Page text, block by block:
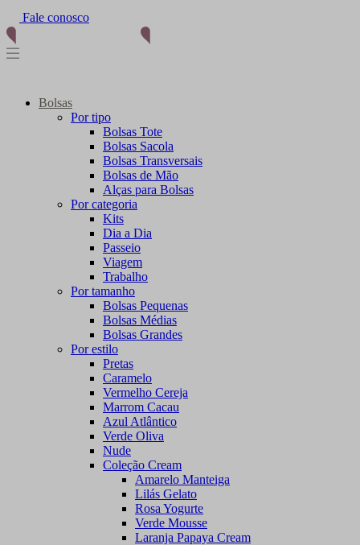
(11) 96012-2976
Fale conosco
Bolsas
Por tipo
Bolsas Tote
Bolsas Sacola
Bolsas Transversais
Bolsas de Mão
Alças para Bolsas
Por categoria
Kits
Dia a Dia
Passeio
Viagem
Trabalho
Por tamanho
Bolsas Pequenas
Bolsas Médias
Bolsas Grandes
Por estilo
Pretas
Caramelo
Vermelho Cereja
Marrom Cacau
Azul Atlântico
Verde Oliva
Nude
Coleção Cream
Amarelo Manteiga
Lilás Gelato
Rosa Yogurte
Verde Mousse
Laranja Papaya Cream